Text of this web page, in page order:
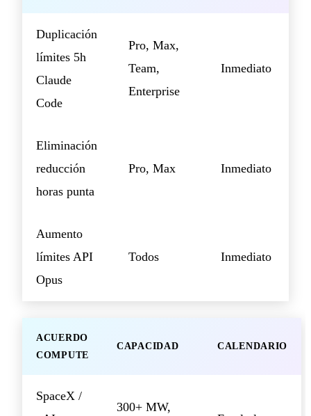
Duplicación
límites 5h
Claude
Code
Pro, Max,
Team,
Enterprise
Inmediato
Eliminación
reducción
horas punta
Pro, Max Inmediato
Aumento
límites API
Opus
Todos Inmediato
ACUERDO
COMPUTE
CAPACIDAD CALENDARIO
SpaceX /
300+ MW,